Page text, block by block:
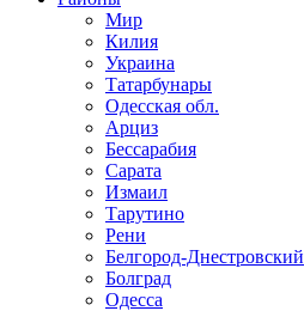
Мир
Килия
Украина
Татарбунары
Одесская обл.
Арциз
Бессарабия
Сарата
Измаил
Тарутино
Рени
Белгород-Днестровский
Болград
Одесса